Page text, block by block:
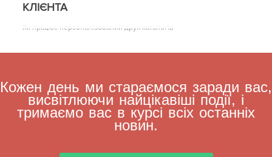
КЛІЄНТА
Як працює персоналізований друк каталогів
Кожен день ми стараємося заради вас,
висвітлюючи найцікавіші події, і
тримаємо вас в курсі всіх останніх
новин.